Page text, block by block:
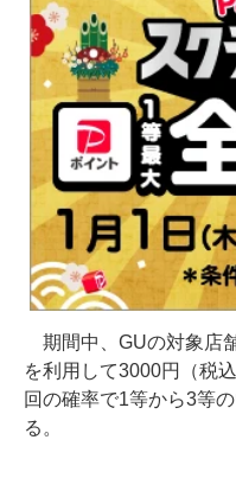
期間中、GUの対象店
を利用して3000円（税
回の確率で1等から3等
る。